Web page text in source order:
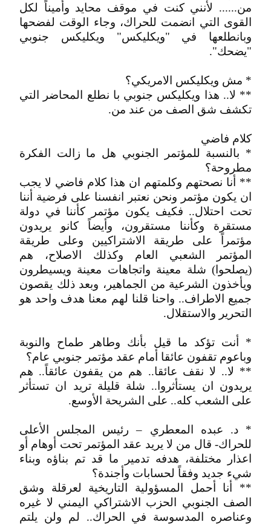
من...... لأنني كنت في موقف محايد وأميناً لكل
القوى التي انضمت للحراك، وجاء الوقت لفضحها
وبانطلعها في "ويكليكس" ويكليكس جنوبي
"يضحك".
* مش ويكليكس الامريكي؟
** لا.. هذا ويكليكس جنوبي با نطلع المحاضر التي
تكشف شق الصف من عند من.
كلام فاضي
* بالنسبة للمؤتمر الجنوبي هل ما زالت الفكرة
مطروحة؟
** أنا نصحتهم وكلمتهم ان هذا كلام فاضي لا يجب
ان يكون مؤتمر ونحن نعتبر انفسنا على فرضية أننا
تحت احتلال.. فكيف يكون مؤتمر كأننا في دولة
مستقرة وكأننا مستقرون، وأيضاً كانو يريدون
مؤتمراً على طريقة الاشتراكيين وعلى طريقة
المؤتمر الشعبي العام وكذلك الاصلاح، هم
(يصلحوا) شلة معينة واتجاهات معينة ويسيطرون
ويأخذون الشرعية من الجماهير، وبعد ذلك يقصون
جميع الاطراف.. واحنا قلنا لهم معنا هدف واحد هو
التحرير والاستقلال.
* أنت تؤكد ما قيل بأنك وطاهر طماح والنوبة
وباعوم تقفون عائقا أمام عقد مؤتمر جنوبي عام؟
** لا.. لا نقف عائقا.. هم من يقفون عائقاً.. هم
يريدون ان يستأثروا.. شلة قليلة تريد ان تستأثر
على الشعب كله.. على الشريحة الأوسع.
* د. عبده المعطري – رئيس المجلس الأعلى
للحراك- قال من لا يريد عقد المؤتمر تحت أوهام أو
اعذار مختلفة، هدفه تدمير ما قد تم بناؤه وبناء
شيء جديد وفقاً لحسابات وأجندة؟
** أنا أحمل المسؤولية التاريخية لعرقلة وشق
الصف الجنوبي الحزب الاشتراكي اليمني لا غيره
وعناصره المدسوسة في الحراك.. لم ولن يلتم